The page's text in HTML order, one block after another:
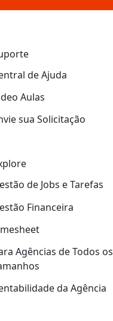
de Ajuda
Aulas
sua Solicitação
de Jobs e Tarefas
Financeira
Agências de Todos os
da Agência